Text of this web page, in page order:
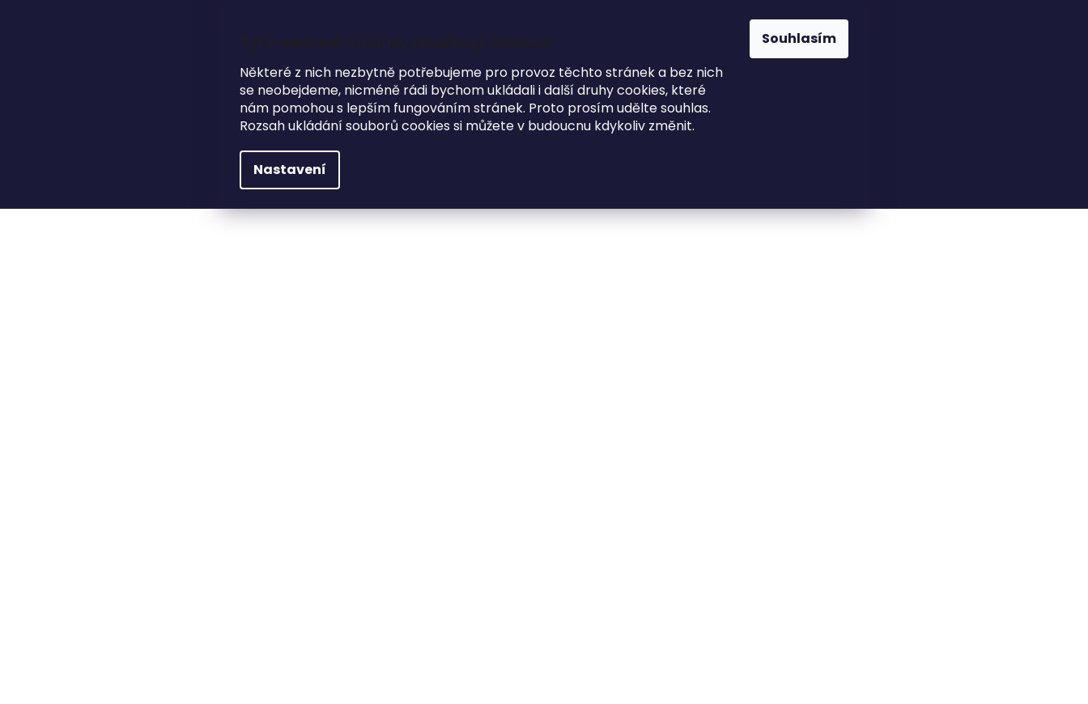
Tyto webové stránky používají cookies
Některé z nich nezbytně potřebujeme pro provoz těchto stránek a bez nich
se neobejdeme, nicméně rádi bychom ukládali i další druhy cookies, které
nám pomohou s lepším fungováním stránek. Proto prosím udělte souhlas.
Rozsah ukládání souborů cookies si můžete v budoucnu kdykoliv změnit.
Nastavení
Souhlasím
723816110
info@woodkingdom.cz
HLEDAT
DÁRKOVÉ PŘEDMĚTY MODNÍ DOPLŇKY O NÁS
Svatební knihy hostů / fotoalba